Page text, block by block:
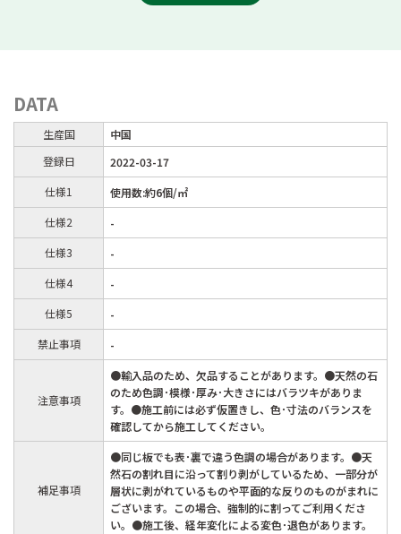
DATA
生産国
中国
登録日
2022-03-17
仕様1
使用数:約6個/㎡
仕様2
-
仕様3
-
仕様4
-
仕様5
-
禁止事項
-
注意事項
●輸入品のため、欠品することがあります。●天然の石
のため色調･模様･厚み･大きさにはバラツキがありま
す。●施工前には必ず仮置きし、色･寸法のバランスを
確認してから施工してください。
補足事項
●同じ板でも表･裏で違う色調の場合があります。●天
然石の割れ目に沿って割り剥がしているため、一部分が
層状に剥がれているものや平面的な反りのものがまれに
ございます。この場合、強制的に割ってご利用くださ
い。●施工後、経年変化による変色･退色があります。